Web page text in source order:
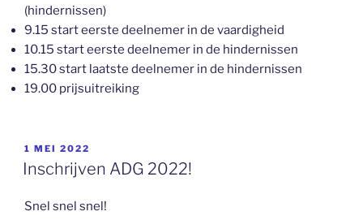
(hindernissen)
9.15 start eerste deelnemer in de vaardigheid
10.15 start eerste deelnemer in de hindernissen
15.30 start laatste deelnemer in de hindernissen
19.00 prijsuitreiking
GEPLAATST
OP
1 MEI 2022
Inschrijven ADG 2022!
Snel snel snel!